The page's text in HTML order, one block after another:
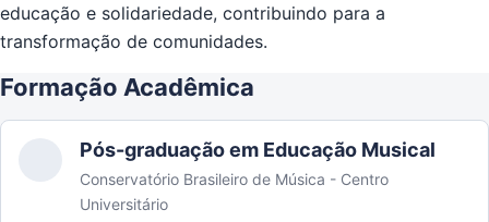
educação e solidariedade, contribuindo para a
transformação de comunidades.
Formação Acadêmica
Pós-graduação em Educação Musical
Conservatório Brasileiro de Música - Centro
Universitário